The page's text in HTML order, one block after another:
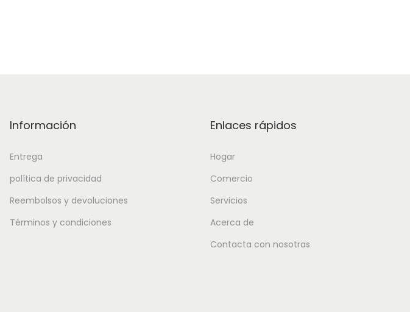
Información
Entrega
política de privacidad
Reembolsos y devoluciones
Términos y condiciones
Enlaces rápidos
Hogar
Comercio
Servicios
Acerca de
Contacta con nosotras